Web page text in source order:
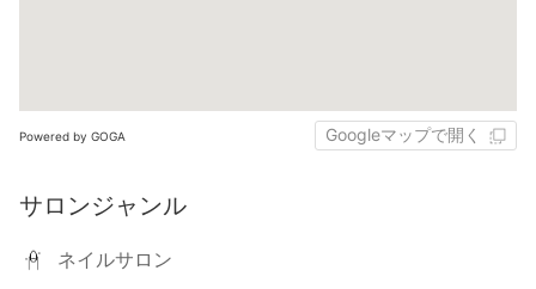
Powered by GOGA Googleマップで開く
サロンジャンル
ネイルサロン